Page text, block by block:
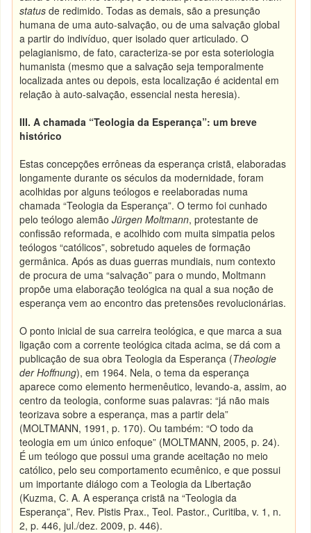
status de redimido. Todas as demais, são a presunção
humana de uma auto-salvação, ou de uma salvação global
a partir do indivíduo, quer isolado quer articulado. O
pelagianismo, de fato, caracteriza-se por esta soteriologia
humanista (mesmo que a salvação seja temporalmente
localizada antes ou depois, esta localização é acidental em
relação à auto-salvação, essencial nesta heresia).
III. A chamada “Teologia da Esperança”: um breve
histórico
Estas concepções errôneas da esperança cristã, elaboradas
longamente durante os séculos da modernidade, foram
acolhidas por alguns teólogos e reelaboradas numa
chamada “Teologia da Esperança”. O termo foi cunhado
pelo teólogo alemãoJürgen Moltmann, protestante de
confissão reformada, e acolhido com muita simpatia pelos
teólogos “católicos”, sobretudo aqueles de formação
germânica. Após as duas guerras mundiais, num contexto
de procura de uma “salvação” para o mundo, Moltmann
propõe uma elaboração teológica na qual a sua noção de
esperança vem ao encontro das pretensões revolucionárias.
O ponto inicial de sua carreira teológica, e que marca a sua
ligação com a corrente teológica citada acima, se dá com a
publicação de sua obra Teologia da Esperança (Theologie
der Hoffnung), em 1964. Nela, o tema da esperança
aparece como elemento hermenêutico, levando-a, assim, ao
centro da teologia, conforme suas palavras: “já não mais
teorizava sobre a esperança, mas a partir dela”
(MOLTMANN, 1991, p. 170). Ou também: “O todo da
teologia em um único enfoque” (MOLTMANN, 2005, p. 24).
É um teólogo que possui uma grande aceitação no meio
católico, pelo seu comportamento ecumênico, e que possui
um importante diálogo com a Teologia da Libertação
(Kuzma, C. A. A esperança cristã na “Teologia da
Esperança”, Rev. Pistis Prax., Teol. Pastor., Curitiba, v. 1, n.
2, p. 446, jul./dez. 2009, p. 446).